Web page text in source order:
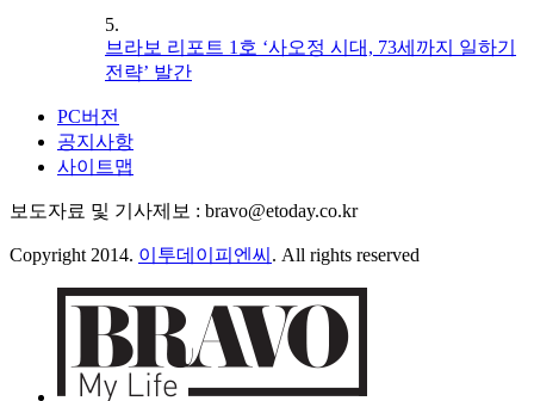
5.
브라보 리포트 1호 ‘사오정 시대, 73세까지 일하기
전략’ 발간
PC버전
공지사항
사이트맵
보도자료 및 기사제보 : bravo@etoday.co.kr
Copyright 2014. 이투데이피엔씨 . All rights reserved